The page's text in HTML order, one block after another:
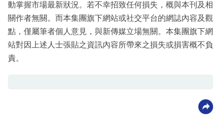
動掌握市場最新狀況。若不幸招致任何損失，概與本刊及相
關作者無關。而本集團旗下網站或社交平台的網誌內容及觀
點，僅屬筆者個人意見，與新傳媒立場無關。本集團旗下網
站對因上述人士張貼之資訊內容所帶來之損失或損害概不負
責。